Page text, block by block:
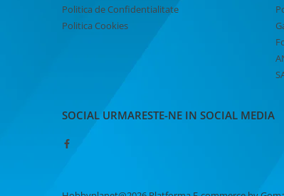
MACHETE VEHICULE INTERVENTIE
ACCESORII CARNAVAL
Politica de Confidentialitate
Politica Cookies
SOCIAL URMARESTE-NE IN SOCIAL MEDIA